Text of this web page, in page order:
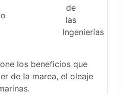
los beneficios que
de la marea, el oleaje